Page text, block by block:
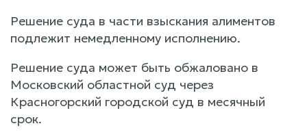
Решение суда в части взыскания алиментов
подлежит немедленному исполнению.
Решение суда может быть обжаловано в
Московский областной суд через
Красногорский городской суд в месячный
срок.